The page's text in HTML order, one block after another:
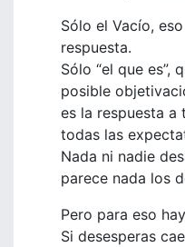
Sólo el Vacío,
respuesta.
Sólo “el que es”,
posible
es la respuesta a
todas las
Nada ni nadie
parece nada los
Pero para eso
Si desesperas